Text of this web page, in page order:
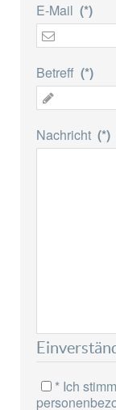
E-Mail (*)
Betreff (*)
Nachricht (*)
Zustimmung
(*)
* Ich